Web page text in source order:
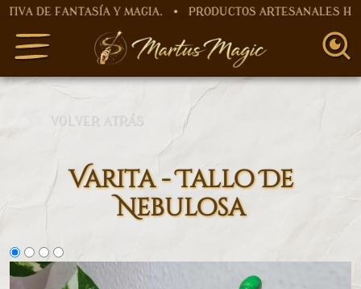
Y MAGIA. • PRODUCTOS ARTESANALES HECHOS
VOLVER ATRÁS
Varita - Tallo De
Nebulosa